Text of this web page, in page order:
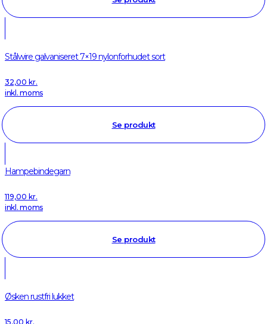
Stålwire galvaniseret 7×19 nylonforhudet sort
32,00 kr.
inkl. moms
Se produkt
Hampebindegarn
119,00 kr.
inkl. moms
Se produkt
Øsken rustfri lukket
15,00 kr.